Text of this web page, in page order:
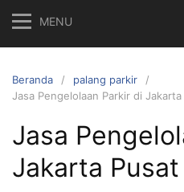
MENU
Beranda
palang parkir
Jasa Pengelolaan Parkir di Jakarta
Jasa
Jakarta Pusat